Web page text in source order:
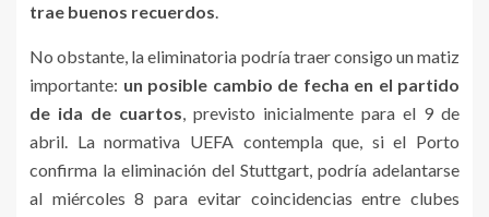
trae buenos recuerdos.
No obstante, la eliminatoria podría traer consigo un matiz
importante: un posible cambio de fecha en el partido
de ida de cuartos, previsto inicialmente para el 9 de
abril. La normativa UEFA contempla que, si el Porto
confirma la eliminación del Stuttgart, podría adelantarse
al miércoles 8 para evitar coincidencias entre clubes